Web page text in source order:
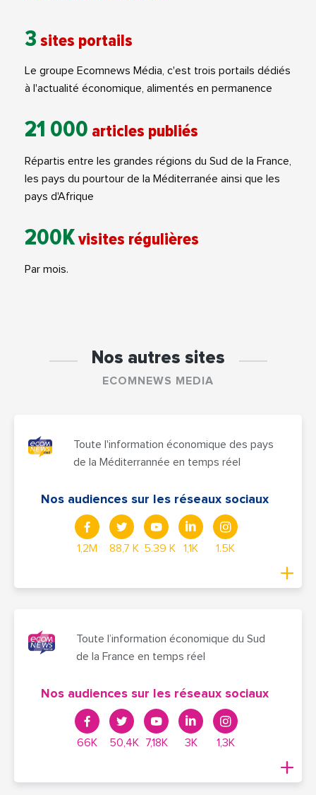
3 sites portails
Le groupe Ecomnews Média, c'est trois portails dédiés
à l'actualité économique, alimentés en permanence
21 000 articles publiés
Répartis entre les grandes régions du Sud de la France,
les pays du pourtour de la Méditerranée ainsi que les
pays d'Afrique
200Kvisites régulières
Par mois.
Nos autres sites
ECOMNEWS MEDIA
Toute l'information économique des pays
de la Méditerrannée en temps réel
Nos audiences sur les réseaux sociaux
1,2M 88,7 K 5.39 K 1,1K 1.5K
Toute l’information économique du Sud
de la France en temps réel
Nos audiences sur les réseaux sociaux
66K 50,4K 7,18K 3K 1,3K